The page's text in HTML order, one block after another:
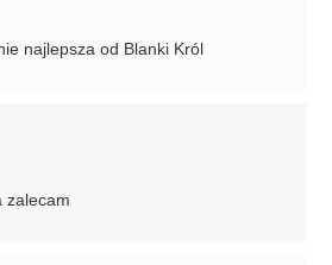
najlepsza od Blanki Król
zalecam